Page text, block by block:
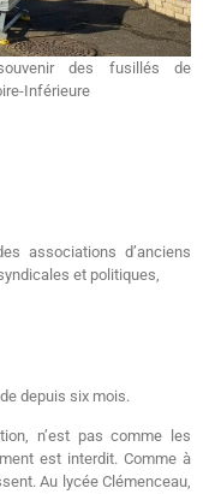
des fusillés de
Inférieure
associations d’anciens
et politiques,
depuis six mois.
n’est pas comme les
est interdit. Comme à
Au lycée Clémenceau,